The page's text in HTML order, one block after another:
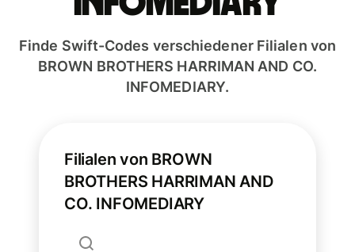
Finde Swift-Codes verschiedener Filialen von
BROWN BROTHERS HARRIMAN AND CO.
INFOMEDIARY.
Filialen von BROWN
BROTHERS HARRIMAN AND
CO. INFOMEDIARY